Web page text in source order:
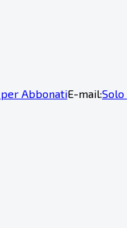
AbbonatiE-mail: